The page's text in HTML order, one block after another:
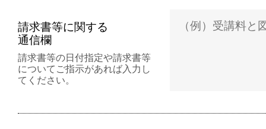
請求書等に関する
通信欄
請求書等の日付指定や請求書等
についてご指示があれば入力し
てください。